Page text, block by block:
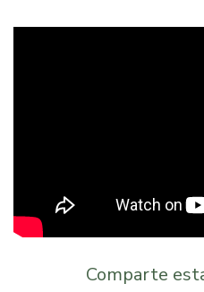
Comparte